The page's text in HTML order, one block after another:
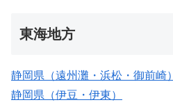
東海地方
静岡県（遠州灘・浜松・御前崎）
静岡県（伊豆・伊東）